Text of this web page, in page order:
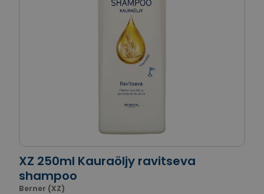
XZ 250ml Kauraöljy ravitseva
shampoo
Berner (XZ)